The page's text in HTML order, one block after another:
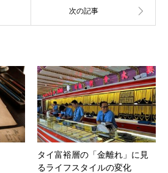
タイ富裕層の「金離れ」に見
るライフスタイルの変化